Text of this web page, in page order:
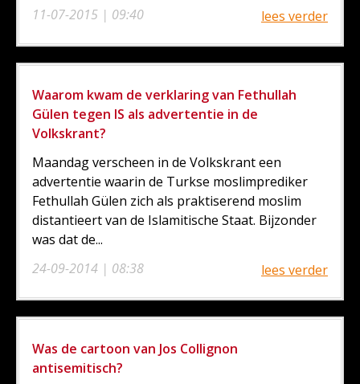
11-07-2015 | 09:40
lees verder
Waarom kwam de verklaring van Fethullah
Gülen tegen IS als advertentie in de
Volkskrant?
24-09-2014 | 08:38
Maandag verscheen in de Volkskrant een
advertentie waarin de Turkse moslimprediker
Fethullah Gülen zich als praktiserend moslim
distantieert van de Islamitische Staat. Bijzonder
was dat de...
lees verder
Was de cartoon van Jos Collignon
antisemitisch?